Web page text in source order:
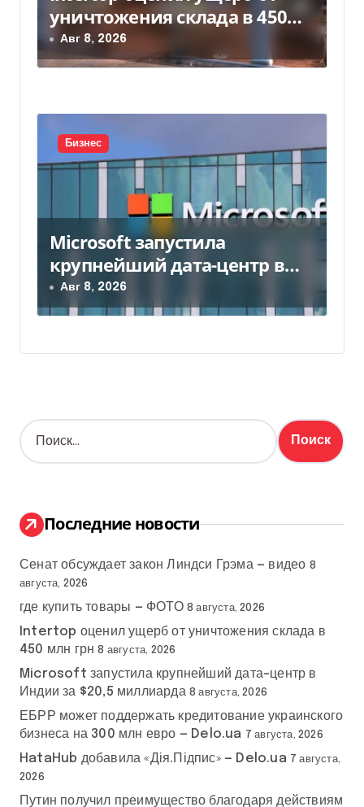
уничтожения склада в 450
млн грн
Авг 8, 2026
Бизнес
Microsoft запустила
крупнейший дата-центр в
Индии за $20,5 миллиарда
Авг 8, 2026
Н
а
:
Последние новости
Сенат обсуждает закон Линдси Грэма — видео 8
августа, 2026
где купить товары — ФОТО 8 августа, 2026
Intertop оценил ущерб от уничтожения склада в
450 млн грн 8 августа, 2026
Microsoft запустила крупнейший дата-центр в
Индии за $20,5 миллиарда 8 августа, 2026
ЕБРР может поддержать кредитование украинского
бизнеса на 300 млн евро — Delo.ua 7 августа, 2026
HataHub добавила «Дія.Підпис» — Delo.ua 7 августа,
2026
Путин получил преимущество благодаря действиям